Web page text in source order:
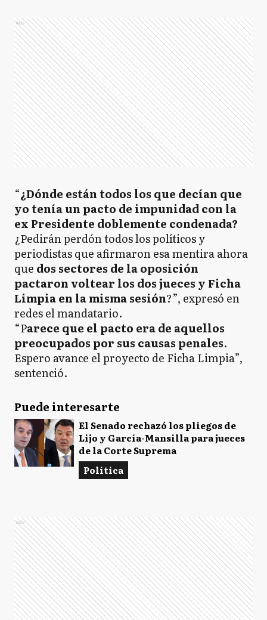
Ads
“¿Dónde están todos los que decían que
yo tenía un pacto de impunidad con la
ex Presidente doblemente condenada?
¿Pedirán perdón todos los políticos y
periodistas que afirmaron esa mentira ahora
que dos sectores de la oposición
pactaron voltear los dos jueces y Ficha
Limpia en la misma sesión?”, expresó en
redes el mandatario.
“Parece que el pacto era de aquellos
preocupados por sus causas penales.
Espero avance el proyecto de Ficha Limpia”,
sentenció.
Puede interesarte
El Senado rechazó los pliegos de
Lijo y García-Mansilla para jueces
de la Corte Suprema
Política
Ads